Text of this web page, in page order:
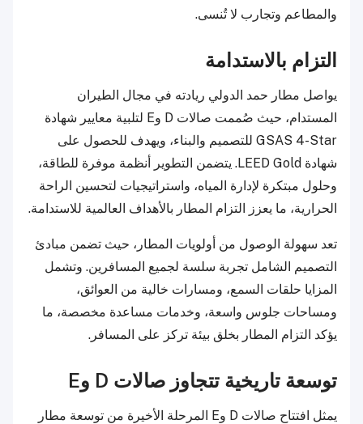
والمطاعم وتجارب لا تُنسى.
التزام بالاستدامة
يواصل مطار حمد الدولي ريادته في مجال الطيران
المستدام، حيث صُممت صالات D وE لتلبية معايير شهادة
GSAS 4-Star للتصميم والبناء، ويهدف للحصول على
شهادة LEED Gold. يتضمن التطوير أنظمة موفرة للطاقة،
وحلول مبتكرة لإدارة المياه، واستراتيجيات لتحسين الراحة
الحرارية، ما يعزز التزام المطار بالأهداف العالمية للاستدامة.
تعد سهولة الوصول من أولويات المطار، حيث تضمن مبادئ
التصميم الشامل تجربة سلسة لجميع المسافرين. وتشمل
المزايا حلقات السمع، ومسارات خالية من العوائق،
ومساحات جلوس واسعة، وخدمات مساعدة مخصصة، ما
يؤكد التزام المطار بخلق بيئة تركز على المسافر.
توسعة تاريخية تتجاوز صالات D وE
يمثل افتتاح صالات D وE المرحلة الأخيرة من توسعة مطار